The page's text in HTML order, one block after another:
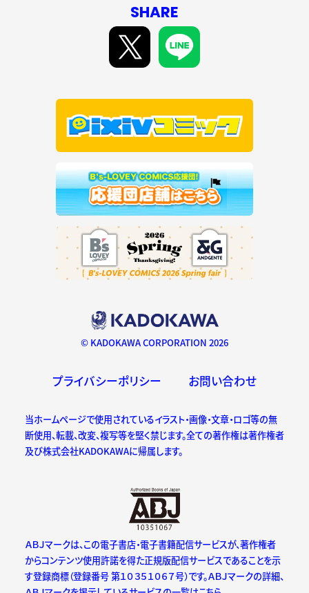
SHARE
© KADOKAWA CORPORATION 2026
プライバシーポリシー お問い合わせ
当ホームページで使用されているイラスト・画像・文章・ロゴ等の無
断使用、転載、改変、複写等を堅く禁じます。全ての著作権は著作権者
及び株式会社KADOKAWAに帰属します。
ＡＢＪマークは、この電子書店・電子書籍配信サービスが、著作権者
からコンテンツ使用許諾を得た正規版配信サービスであることを示
す登録商標（登録番号 第１０３５１０６７号）です。ＡＢＪマークの詳細、